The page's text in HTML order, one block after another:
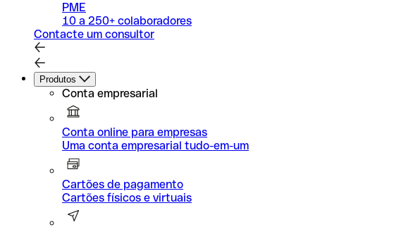
PME
10 a 250+ colaboradores
Contacte um consultor
Produtos
Conta empresarial
Conta online para empresas
Uma conta empresarial tudo-em-um
Cartões de pagamento
Cartões físicos e virtuais